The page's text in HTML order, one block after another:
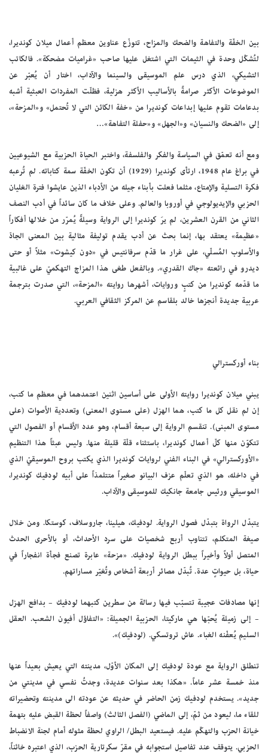
بين الخفّة والتفاهة والضحك والمزاح، تتوزّع عناوين معظم أعمال ميلان كونديرا،
لتُشكّل وحدة في الثيمات التي اشتغل عليها صاحب «غراميات مضحكة». فالكاتب
التشيكي، الذي درس علم الموسيقى والسينما والآداب، اختار أن يُعبّر عن
الموضوعات الأكثر صرامةً بالأساليب الأكثر هزلية، فظلّت المفردات العبثية أشبه
بدعامات تقوم عليها إبداعات كونديرا من «خفة الكائن التي لا تُحتمل» و«المزحة»،
إلى «الضحك والنسيان» و«الجهل» و«حفلة التفاهة»…
ومع أنه تعمّق في السياسة والفكر والفلسفة، واختبر الحياة الحزبية مع الشيوعيين
في براغ عام 1948، ارتأى كونديرا (1929) أن تكون الخفّة سمة كتاباته. لم تُرعبه
فكرة التسلية والإمتاع، مثلما فعلت بأبناء جيله من الأدباء الذين عايشوا فترة الغليان
الحزبي والإيديولوجي في أوروبا والعالم. وعلى خلاف ما كان سائداً في أدب النصف
الثاني من القرن العشرين، لم يرَ كونديرا إلى الرواية وسيلةً يُمرّر من خلالها أفكاراً
«عظيمة» يعتقد بها، إنما بحث عن أدب يقدم توليفة مثالية بين المعنى الجادّ
والأسلوب المُسلّي، على غرار ما قدّم سرفانتيس في «دون كيشوت» مثلاً أو حتى
ديدرو في رائعته «جاك القدري». وبالفعل طغى هذا المزاج التهكميّ على غالبية
ما قدّمه كونديرا من كتبٍ وروايات، أشهرها روايته «المزحة»، التي صدرت بترجمة
عربية جديدة أنجزها خالد بلقاسم عن المركز الثقافي العربي.
بناء أوركسترالي
يبني ميلان كونديرا روايته الأولى على أساسين اثنين اعتمدهما في معظم ما كتب،
إن لم نقل كل ما كتب، هما الهزل (على مستوى المعنى) وتعددية الأصوات (على
مستوى المبنى). تنقسم الرواية إلى سبعة أقسام، وهو عدد الأقسام أو الفصول التي
تتكوّن منها كلّ أعمال كونديرا، باستثناء قلّة قليلة منها. وليس عبثاً هذا التنظيم
«الأوركسترالي» في البناء الفني لروايات كونديرا الذي يكتب بروح الموسيقيّ الذي
في داخله، هو الذي تعلّم عزف البيانو صغيراً متتلمذاً على أبيه لودفيك كونديرا،
الموسيقي ورئيس جامعة جانكيك للموسيقى والآداب.
يتبدّل الرواة بتبدّل فصول الرواية. لودفيك، هيلينا، جاروسلاف، كوستكا. ومن خلال
صيغة المتكلم، تتناوب أربع شخصيات على سرد الأحداث، أو بالأحرى الحدث
المتصل أولاً وأخيراً ببطل الرواية لودفيك. «مزحة» عابرة تصنع فجأة انفجاراً في
حياة، بل حيواتٍ عدة. تُبدّل مصائر أربعة أشخاص وتُغيّر مساراتهم.
إنها مصادفات عجيبة تتسبّب فيها رسالة من سطرين كتبهما لودفيك – بدافع الهزل
– إلى زميلة يُحبّها هي ماركيتا، الحزبية الجميلة: «التفاؤل أفيون الشعب. العقل
السليم يُعفّنه الغباء. عاش تروتسكي. (لودفيك)».
تنطلق الرواية مع عودة لودفيك إلى المكان الأوّل، مدينته التي يعيش بعيداً عنها
منذ خمسة عشر عاماً. «هكذا بعد سنوات عديدة، وجدتُ نفسي في مدينتي من
جديد». يستخدم لودفيك زمن الحاضر في حديثه عن عودته الى مدينته وتحضيراته
للقاء ما، ليعود من ثمّ، إلى الماضي (الفصل الثالث) واصفاً لحظة القبض عليه بتهمة
خيانة الحزب والتهكّم عليه. فيستعيد البطل/ الراوي لحظة مثوله أمام لجنة الانضباط
الحزبي. يتوقف عند تفاصيل استجوابه في مقرّ سكرتارية الحزب، الذي اعتبره خائناً،